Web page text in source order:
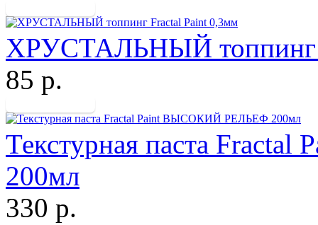
ХРУСТАЛЬНЫЙ топпинг
85 р.
Текстурная паста
200мл
330 р.